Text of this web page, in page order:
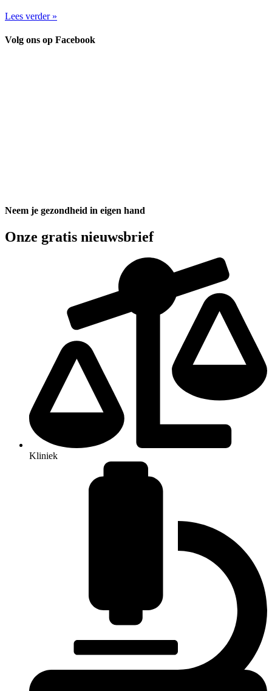
Lees verder »
Volg ons op Facebook
Neem je gezondheid in eigen hand
Onze gratis nieuwsbrief
Kliniek